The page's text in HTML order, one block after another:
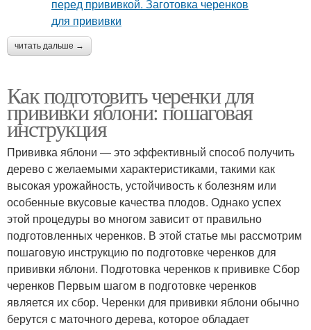
читать дальше →
Как подготовить черенки для
прививки яблони: пошаговая
инструкция
Прививка яблони — это эффективный способ получить
дерево с желаемыми характеристиками, такими как
высокая урожайность, устойчивость к болезням или
особенные вкусовые качества плодов. Однако успех
этой процедуры во многом зависит от правильно
подготовленных черенков. В этой статье мы рассмотрим
пошаговую инструкцию по подготовке черенков для
прививки яблони. Подготовка черенков к прививке Сбор
черенков Первым шагом в подготовке черенков
является их сбор. Черенки для прививки яблони обычно
берутся с маточного дерева, которое обладает